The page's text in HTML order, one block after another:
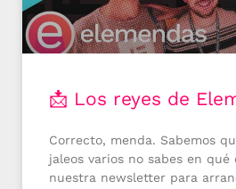
📩 Los reyes de
Correcto, menda. Sabemos
jaleos varios no sabes en
nuestra newsletter para